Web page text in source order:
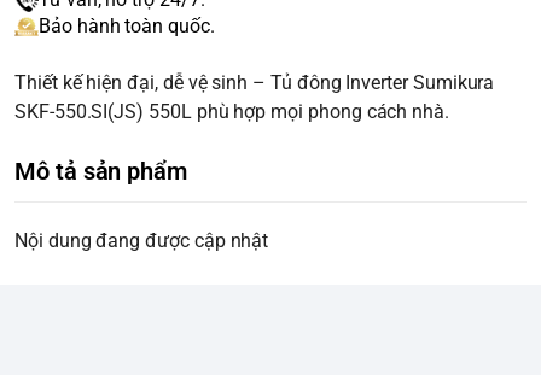
Bảo hành toàn quốc.
Thiết kế hiện đại, dễ vệ sinh – Tủ đông Inverter Sumikura
SKF-550.SI(JS) 550L phù hợp mọi phong cách nhà.
Mô tả sản phẩm
Nội dung đang được cập nhật